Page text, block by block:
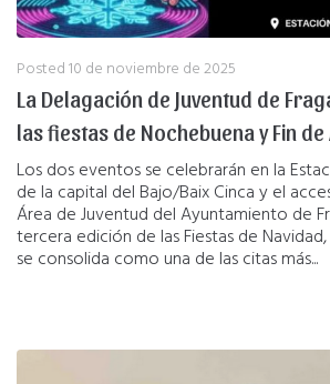
Posted10 de noviembre de 2025
La Delagación de Juventud de
las fiestas de Nochebuena y Fin de
Los dos eventos se celebrarán en la
de la capital del Bajo/Baix Cinca y el
Área de Juventud del Ayuntamiento de
tercera edición de las Fiestas de
se consolida como una de las citas más...